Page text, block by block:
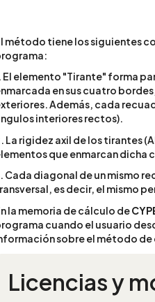
método tiene los siguientes
El elemento "Tirante" forma
en sus cuatro
Además, cada
interiores rectos).
La rigidez axil de los tirantes
que enmarcan dicha
Cada diagonal de un mismo
es decir, el mismo
la memoria de cálculo de
cuando el usuario
sobre el método
Licencias y